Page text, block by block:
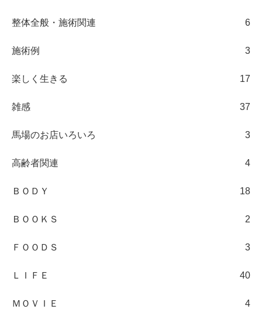
整体全般・施術関連 6
施術例 3
楽しく生きる 17
雑感 37
馬場のお店いろいろ 3
高齢者関連 4
ＢＯＤＹ 18
ＢＯＯＫＳ 2
ＦＯＯＤＳ 3
ＬＩＦＥ 40
ＭＯＶＩＥ 4